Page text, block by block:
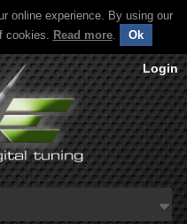
online experience. By using our
cookies. Read more. Ok
Login